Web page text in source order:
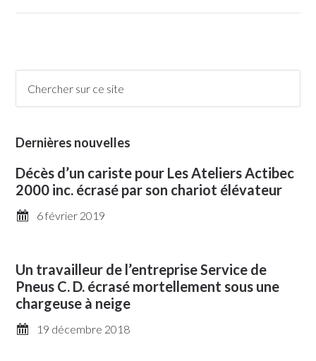
Dernières nouvelles
Décès d’un cariste pour Les Ateliers Actibec
2000 inc. écrasé par son chariot élévateur
6 février 2019
Un travailleur de l’entreprise Service de
Pneus C. D. écrasé mortellement sous une
chargeuse à neige
19 décembre 2018